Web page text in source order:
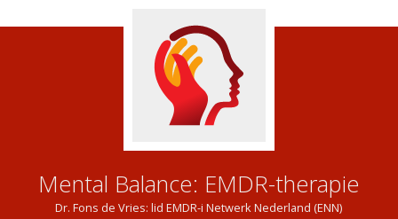
Mental Balance: EMDR-therapie
Dr. Fons de Vries: lid EMDR-i Netwerk Nederland (ENN)